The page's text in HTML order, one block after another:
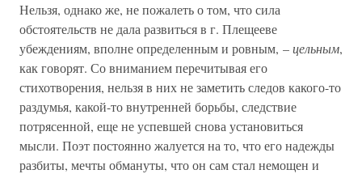
Нельзя, однако же, не пожалеть о том, что сила
обстоятельств не дала развиться в г. Плещееве
убеждениям, вполне определенным и ровным, –цельным,
как говорят. Со вниманием перечитывая его
стихотворения, нельзя в них не заметить следов какого-то
раздумья, какой-то внутренней борьбы, следствие
потрясенной, еще не успевшей снова установиться
мысли. Поэт постоянно жалуется на то, что его надежды
разбиты, мечты обмануты, что он сам стал немощен и